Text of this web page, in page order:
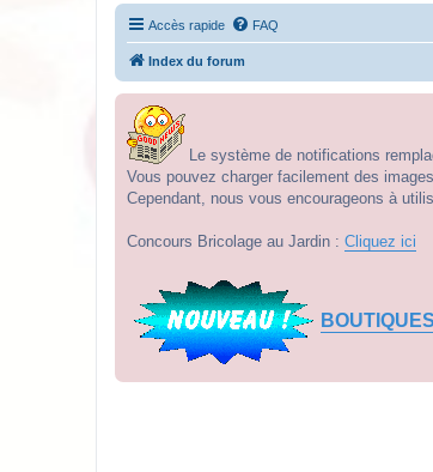
Accès rapide FAQ
Index du forum
Le système de notifications
Vous pouvez charger facilement des
Cependant, nous vous encourageons à
Concours Bricolage au Jardin : Cliquez ici